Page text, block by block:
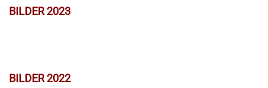
BILDER 2023
BILDER 2022